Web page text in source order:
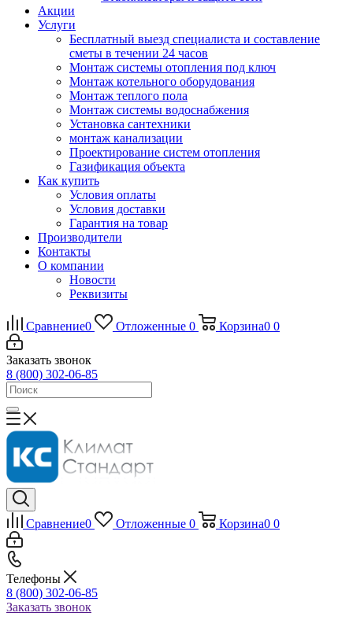
Акции
Услуги
Бесплатный выезд специалиста и составление
сметы в течении 24 часов
Монтаж системы отопления под ключ
Монтаж котельного оборудования
Монтаж теплого пола
Монтаж системы водоснабжения
Установка сантехники
монтаж канализации
Проектирование систем отопления
Газификация объекта
Как купить
Условия оплаты
Условия доставки
Гарантия на товар
Производители
Контакты
О компании
Новости
Реквизиты
Сравнение0 Отложенные 0 Корзина0 0
Заказать звонок
8 (800) 302-06-85
Сравнение0 Отложенные 0 Корзина0 0
Телефоны
8 (800) 302-06-85
Заказать звонок